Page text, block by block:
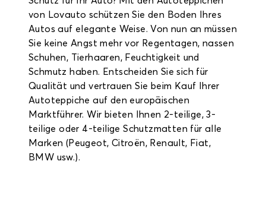
von Lovauto schützen Sie den Boden Ihres
Autos auf elegante Weise. Von nun an müssen
Sie keine Angst mehr vor Regentagen, nassen
Schuhen, Tierhaaren, Feuchtigkeit und
Schmutz haben. Entscheiden Sie sich für
Qualität und vertrauen Sie beim Kauf Ihrer
Autoteppiche auf den europäischen
Marktführer. Wir bieten Ihnen 2-teilige, 3-
teilige oder 4-teilige Schutzmatten für alle
Marken (Peugeot, Citroën, Renault, Fiat,
BMW usw.).